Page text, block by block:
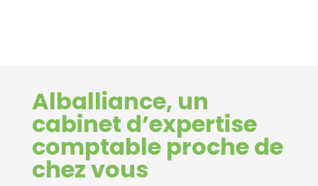
Alballiance, un
cabinet d’expertise
comptable proche de
chez vous